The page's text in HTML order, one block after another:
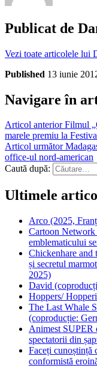
Publicat de
Vezi toate articolele lui
Published 13 iunie
Navigare în
Articol anteriorFilmul
marele premiu la
Articol următor
office-ul nord-american
Caută după:
Ultimele
Arco (2025,
Cartoon Network
emblematicului
Chickenhare and
și secretul
2025)
David
Hoppers/
The Last Whale
(coproducție:
Animest SUPER
spectatorii din
Faceți cunoștință
conformistă